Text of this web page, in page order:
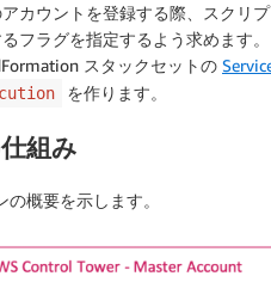
カウントを登録する際、スクリ
フラグを指定するよう求めます。
スタックセットの
を作ります。
組み
概要を示します。